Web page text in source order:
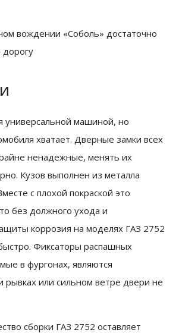
универсальной машиной, но
хватает. Дверные замки всех
ненадежные, менять их
Кузов выполнен из металла
с плохой покраской это
без должного ухода и
коррозия на моделях ГАЗ 2752
Фиксаторы распашных
в фургонах, являются
рывках или сильном ветре двери не
сборки ГАЗ 2752 оставляет